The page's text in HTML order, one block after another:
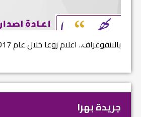
بالانفوغراف.. اعلام زوعا خلال عام 2017...
جريدة بهرا